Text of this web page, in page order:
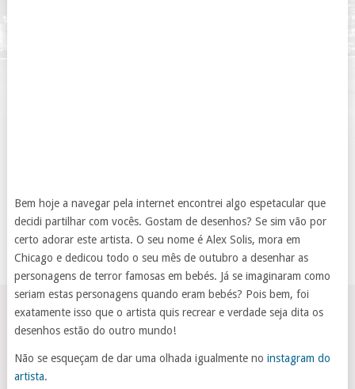
Bem hoje a navegar pela internet encontrei algo espetacular que
decidi partilhar com vocês. Gostam de desenhos? Se sim vão por
certo adorar este artista. O seu nome é Alex Solis, mora em
Chicago e dedicou todo o seu mês de outubro a desenhar as
personagens de terror famosas em bebés. Já se imaginaram como
seriam estas personagens quando eram bebés? Pois bem, foi
exatamente isso que o artista quis recrear e verdade seja dita os
desenhos estão do outro mundo!
Não se esqueçam de dar uma olhada igualmente no instagram do
artista.